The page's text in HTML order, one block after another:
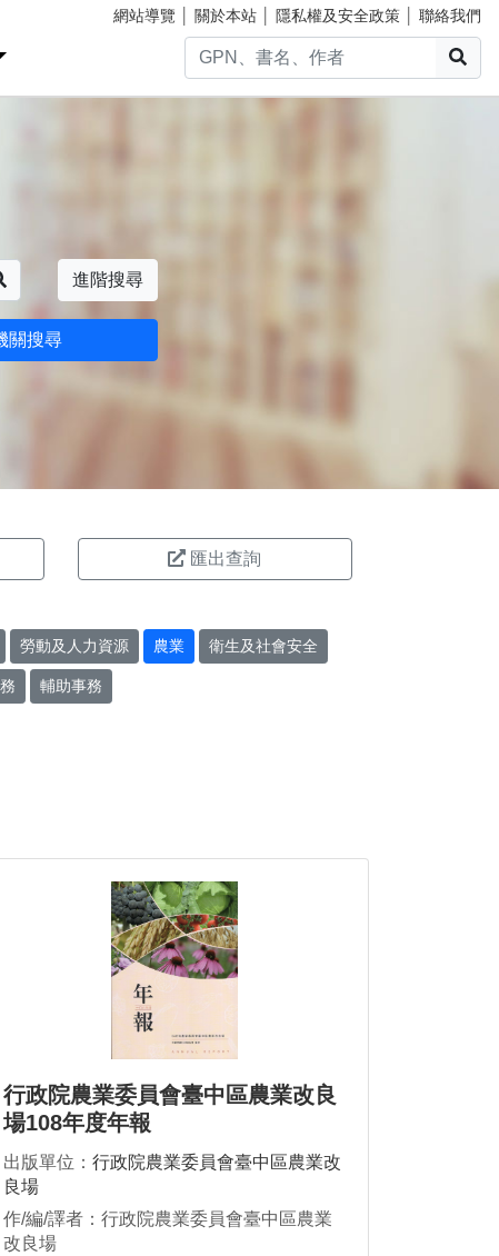
網站導覽 關於本站 隱私權及安全政策 聯絡我們
進階搜尋
關搜尋
匯出查詢
勞動及人力資源 農業 衛生及社會安全
輔助事務
行政院農業委員會臺中區農業改良
場108年度年報
出版單位： 行政院農業委員會臺中區農業改
良場
作/編/譯者：行政院農業委員會臺中區農業
改良場